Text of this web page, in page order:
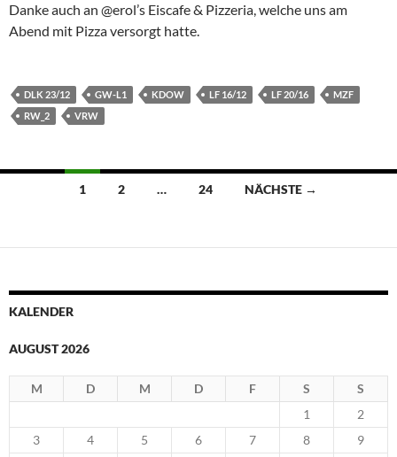
Danke auch an @erol’s Eiscafe & Pizzeria, welche uns am
Abend mit Pizza versorgt hatte.
DLK 23/12 GW-L1 KDOW LF 16/12 LF 20/16
MZF
RW_2
VRW
Beitragsnavigation
1 2 … 24 NÄCHSTE →
KALENDER
AUGUST 2026
M D M D F S S
1
2
3
4 5 6 7 8
9